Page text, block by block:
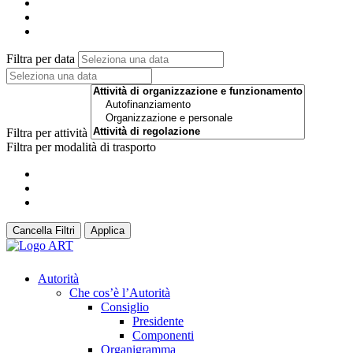
Filtra per data
Filtra per attività
Filtra per modalità di trasporto
Cancella Filtri Applica
Autorità
Che cos’è l’Autorità
Consiglio
Presidente
Componenti
Organigramma